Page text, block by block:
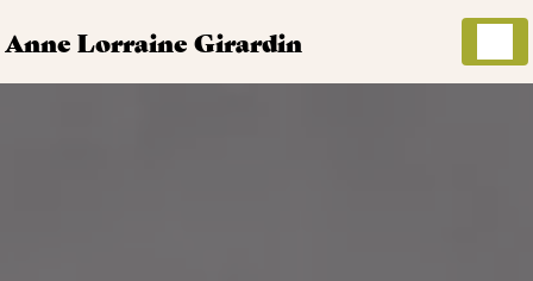
Anne Lorraine Girardin